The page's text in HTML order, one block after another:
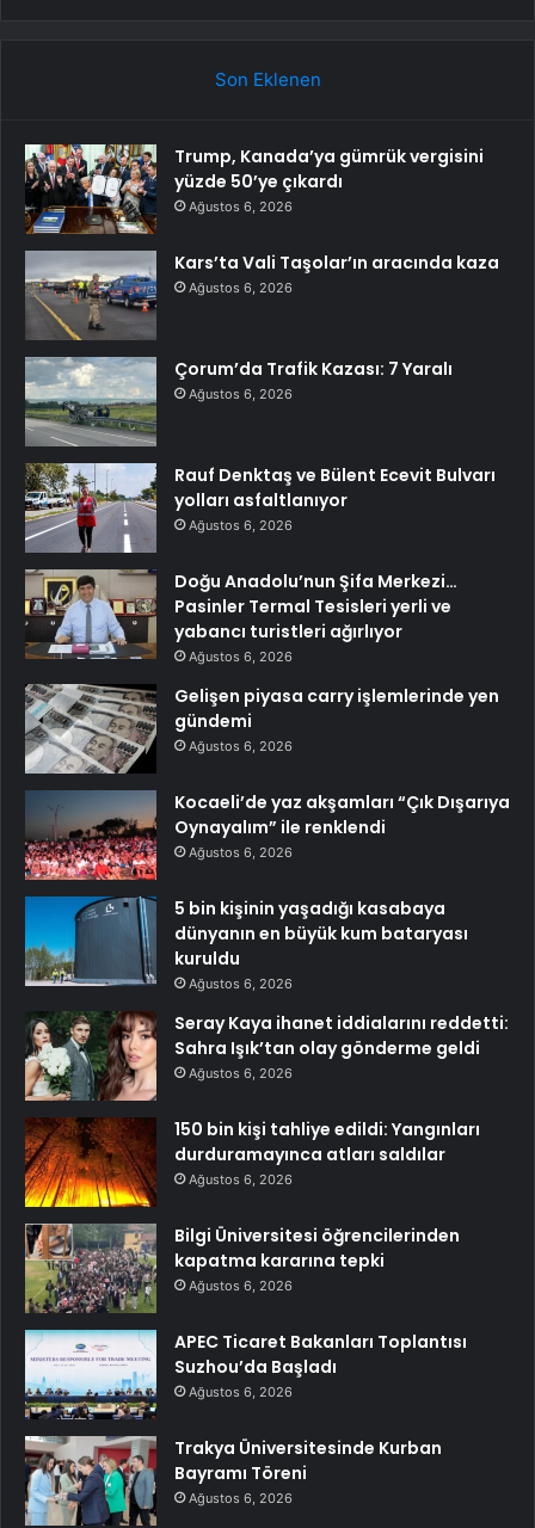
Son Eklenen
Trump, Kanada’ya gümrük vergisini
yüzde 50’ye çıkardı
Ağustos 6, 2026
Kars’ta Vali Taşolar’ın aracında kaza
Ağustos 6, 2026
Çorum’da Trafik Kazası: 7 Yaralı
Ağustos 6, 2026
Rauf Denktaş ve Bülent Ecevit Bulvarı
yolları asfaltlanıyor
Ağustos 6, 2026
Doğu Anadolu’nun Şifa Merkezi…
Pasinler Termal Tesisleri yerli ve
yabancı turistleri ağırlıyor
Ağustos 6, 2026
Gelişen piyasa carry işlemlerinde yen
gündemi
Ağustos 6, 2026
Kocaeli’de yaz akşamları “Çık Dışarıya
Oynayalım” ile renklendi
Ağustos 6, 2026
5 bin kişinin yaşadığı kasabaya
dünyanın en büyük kum bataryası
kuruldu
Ağustos 6, 2026
Seray Kaya ihanet iddialarını reddetti:
Sahra Işık’tan olay gönderme geldi
Ağustos 6, 2026
150 bin kişi tahliye edildi: Yangınları
durduramayınca atları saldılar
Ağustos 6, 2026
Bilgi Üniversitesi öğrencilerinden
kapatma kararına tepki
Ağustos 6, 2026
APEC Ticaret Bakanları Toplantısı
Suzhou’da Başladı
Ağustos 6, 2026
Trakya Üniversitesinde Kurban
Bayramı Töreni
Ağustos 6, 2026